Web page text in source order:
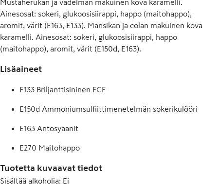
Mustaherukan ja vadelman makuinen kova karamelli.
Ainesosat: sokeri, glukoosisiirappi, happo (maitohappo),
aromit, värit (E163, E133). Mansikan ja colan makuinen kova
karamelli. Ainesosat: sokeri, glukoosisiirappi, happo
(maitohappo), aromit, värit (E150d, E163).
Lisäaineet
E133 Briljanttisininen FCF
E150d Ammoniumsulfiittimenetelmän sokerikulööri
E163 Antosyaanit
E270 Maitohappo
Tuotetta kuvaavat tiedot
Sisältää alkoholia: Ei